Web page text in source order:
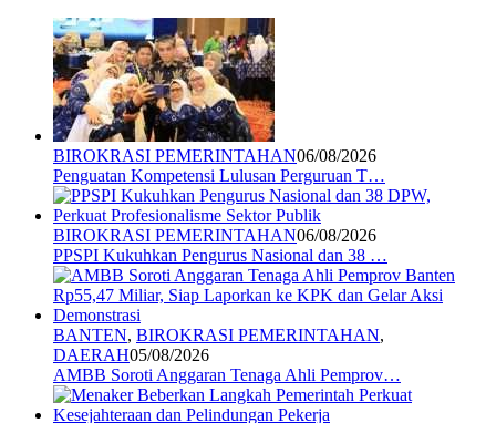
BIROKRASI PEMERINTAHAN06/08/2026
Penguatan Kompetensi Lulusan Perguruan T…
BIROKRASI PEMERINTAHAN06/08/2026
PPSPI Kukuhkan Pengurus Nasional dan 38 …
BANTEN, BIROKRASI PEMERINTAHAN,
DAERAH05/08/2026
AMBB Soroti Anggaran Tenaga Ahli Pemprov…